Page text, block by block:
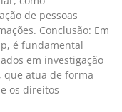
de pessoas
Conclusão: Em
é fundamental
em investigação
que atua de forma
os direitos